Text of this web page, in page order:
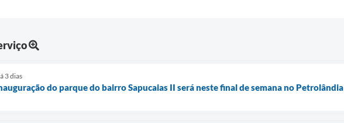
3 dias
do parque do bairro Sapucaias II será neste final de semana no Petrolândia